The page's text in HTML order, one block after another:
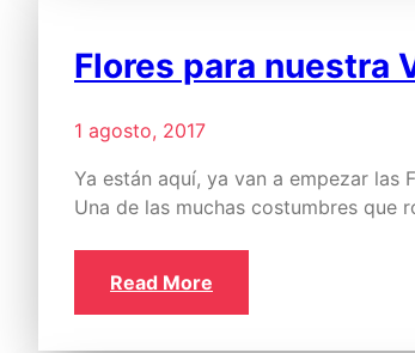
Flores para nuestra
1 agosto, 2017
Ya están aquí, ya van a empezar las
Una de las muchas costumbres que
Read More